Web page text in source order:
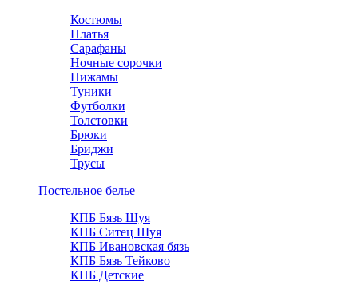
Костюмы
Платья
Сарафаны
Ночные сорочки
Пижамы
Туники
Футболки
Толстовки
Брюки
Бриджи
Трусы
Постельное белье
КПБ Бязь Шуя
КПБ Ситец Шуя
КПБ Ивановская бязь
КПБ Бязь Тейково
КПБ Детские